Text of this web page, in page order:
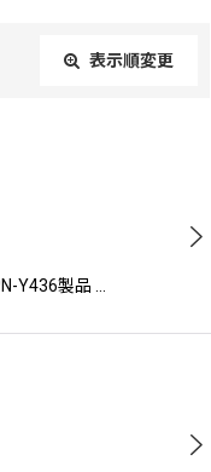
表示順変更
製品 …